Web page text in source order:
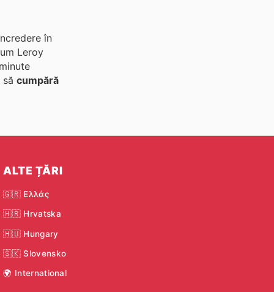
în
Leroy
cumpără
ALTE ȚĂRI
🇬🇷 Ελλάς
🇭🇷 Hrvatska
🇭🇺 Hungary
🇸🇰 Slovensko
🌍 International